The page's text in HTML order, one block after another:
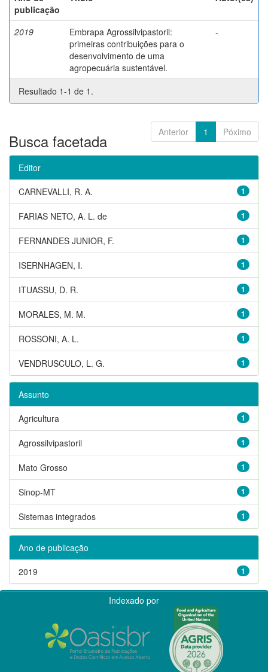
publicação
2019
Embrapa Agrossilvipastoril:
primeiras contribuições para o
desenvolvimento de uma
agropecuária sustentável.
-
Resultado 1-1 de 1.
Anterior 1 Póximo
Busca facetada
Editor
1
CARNEVALLI, R. A.
1
FARIAS NETO, A. L. de
1
FERNANDES JUNIOR, F.
1
ISERNHAGEN, I.
1
ITUASSU, D. R.
1
MORALES, M. M.
1
ROSSONI, A. L.
1
VENDRUSCULO, L. G.
Assunto
1
Agricultura
1
Agrossilvipastoril
1
Mato Grosso
1
Sinop-MT
1
Sistemas integrados
Ano de publicação
1
2019
Indexado por